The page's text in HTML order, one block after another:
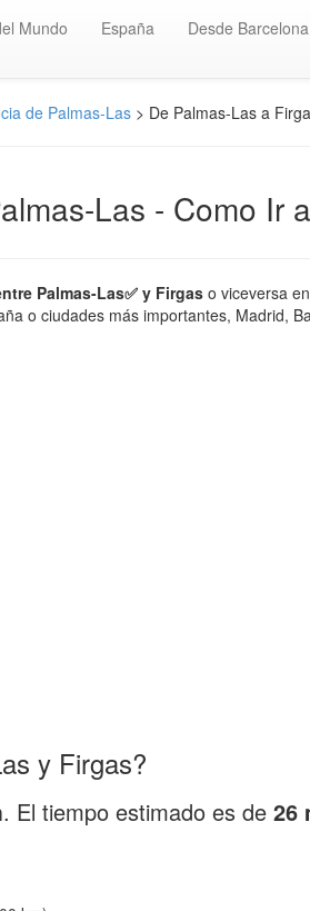
Mundo España Desde Barcelona
de Palmas-Las > De Palmas-Las a
Las - Como Ir
Palmas-Las✅ y Firgas o viceversa
o ciudades más importantes, Madrid,
y Firgas?
. El tiempo estimado es de 26